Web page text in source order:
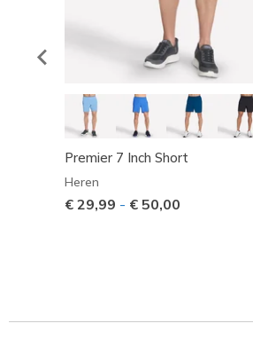
Premier 7 Inch Short
Heren
€ 29,99 - € 50,00